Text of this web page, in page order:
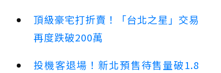
頂級豪宅打折賣！「台北之星」交易
再度跌破200萬
投機客退場！新北預售待售量破1.8